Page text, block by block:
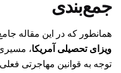
جمع‌بندی
همانطور که در این مقاله جامع
ویزای تحصیلی آمریکا،
توجه به قوانین مهاجرتی